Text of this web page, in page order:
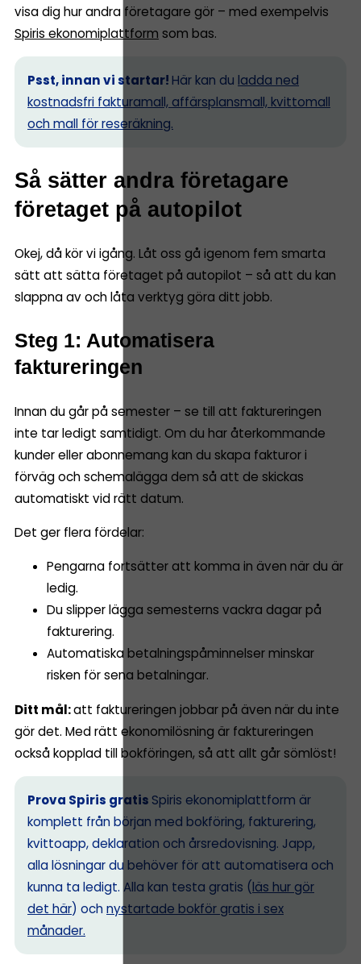
visa dig hur andra företagare gör – med exempelvis
Spiris ekonomiplattform som bas.
Psst, innan vi startar!Här kan du ladda ned
kostnadsfri fakturamall, affärsplansmall, kvittomall
och mall för reseräkning.
Så sätter andra företagare
företaget på autopilot
Okej, då kör vi igång. Låt oss gå igenom fem smarta
sätt att sätta företaget på autopilot – så att du kan
slappna av och låta verktyg göra ditt jobb.
Steg 1: Automatisera
faktureringen
Innan du går på semester – se till att faktureringen
inte tar ledigt samtidigt. Om du har återkommande
kunder eller abonnemang kan du skapa fakturor i
förväg och schemalägga dem så att de skickas
automatiskt vid rätt datum.
Det ger flera fördelar:
Pengarna fortsätter att komma in även när du är
ledig.
Du slipper lägga semesterns vackra dagar på
fakturering.
Automatiska betalningspåminnelser minskar
risken för sena betalningar.
Ditt mål:att faktureringen jobbar på även när du inte
gör det. Med rätt ekonomilösning är faktureringen
också kopplad till bokföringen, så att allt går sömlöst!
Prova Spiris gratis Spiris ekonomiplattform är
komplett från början med bokföring, fakturering,
kvittoapp, deklaration och årsredovisning. Japp,
alla lösningar du behöver för att automatisera och
kunna ta ledigt. Alla kan testa gratis (läs hur gör
det här) ochnystartade bokför gratis i sex
månader.